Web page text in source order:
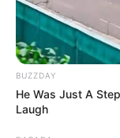
Sinuano Día
12 Octubre 2023
7905
Astro Sol
12 Octubre 2023
BUZZDAY
He Was Just A
Laugh